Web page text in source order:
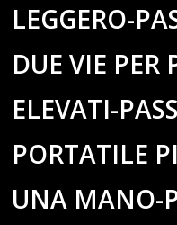
LEGGERO-
DUE VIE PER
ELEVATI-
PORTATILE
UNA MANO-